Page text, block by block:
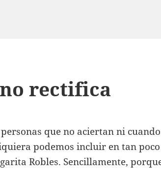
rectifica
personas que no aciertan ni
podemos incluir en tan
Robles. Sencillamente,